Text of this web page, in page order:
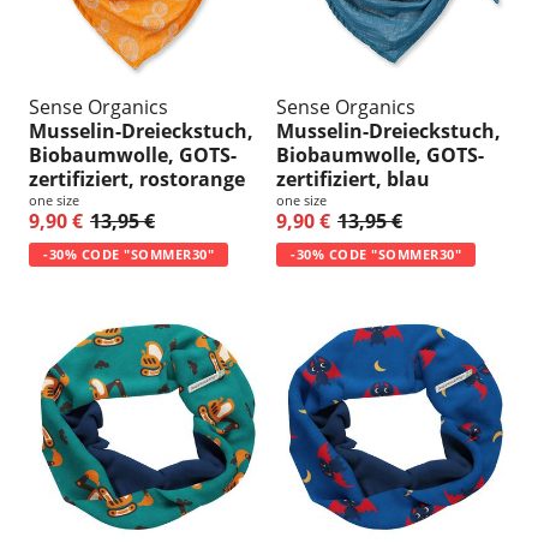
Sense Organics
Musselin-Dreieckstuch,
Biobaumwolle, GOTS-
zertifiziert, rostorange
one size
9,90 € 13,95 €
-30% CODE "SOMMER30"
Sense Organics
Musselin-Dreieckstuch,
Biobaumwolle, GOTS-
zertifiziert, blau
one size
9,90 € 13,95 €
-30% CODE "SOMMER30"